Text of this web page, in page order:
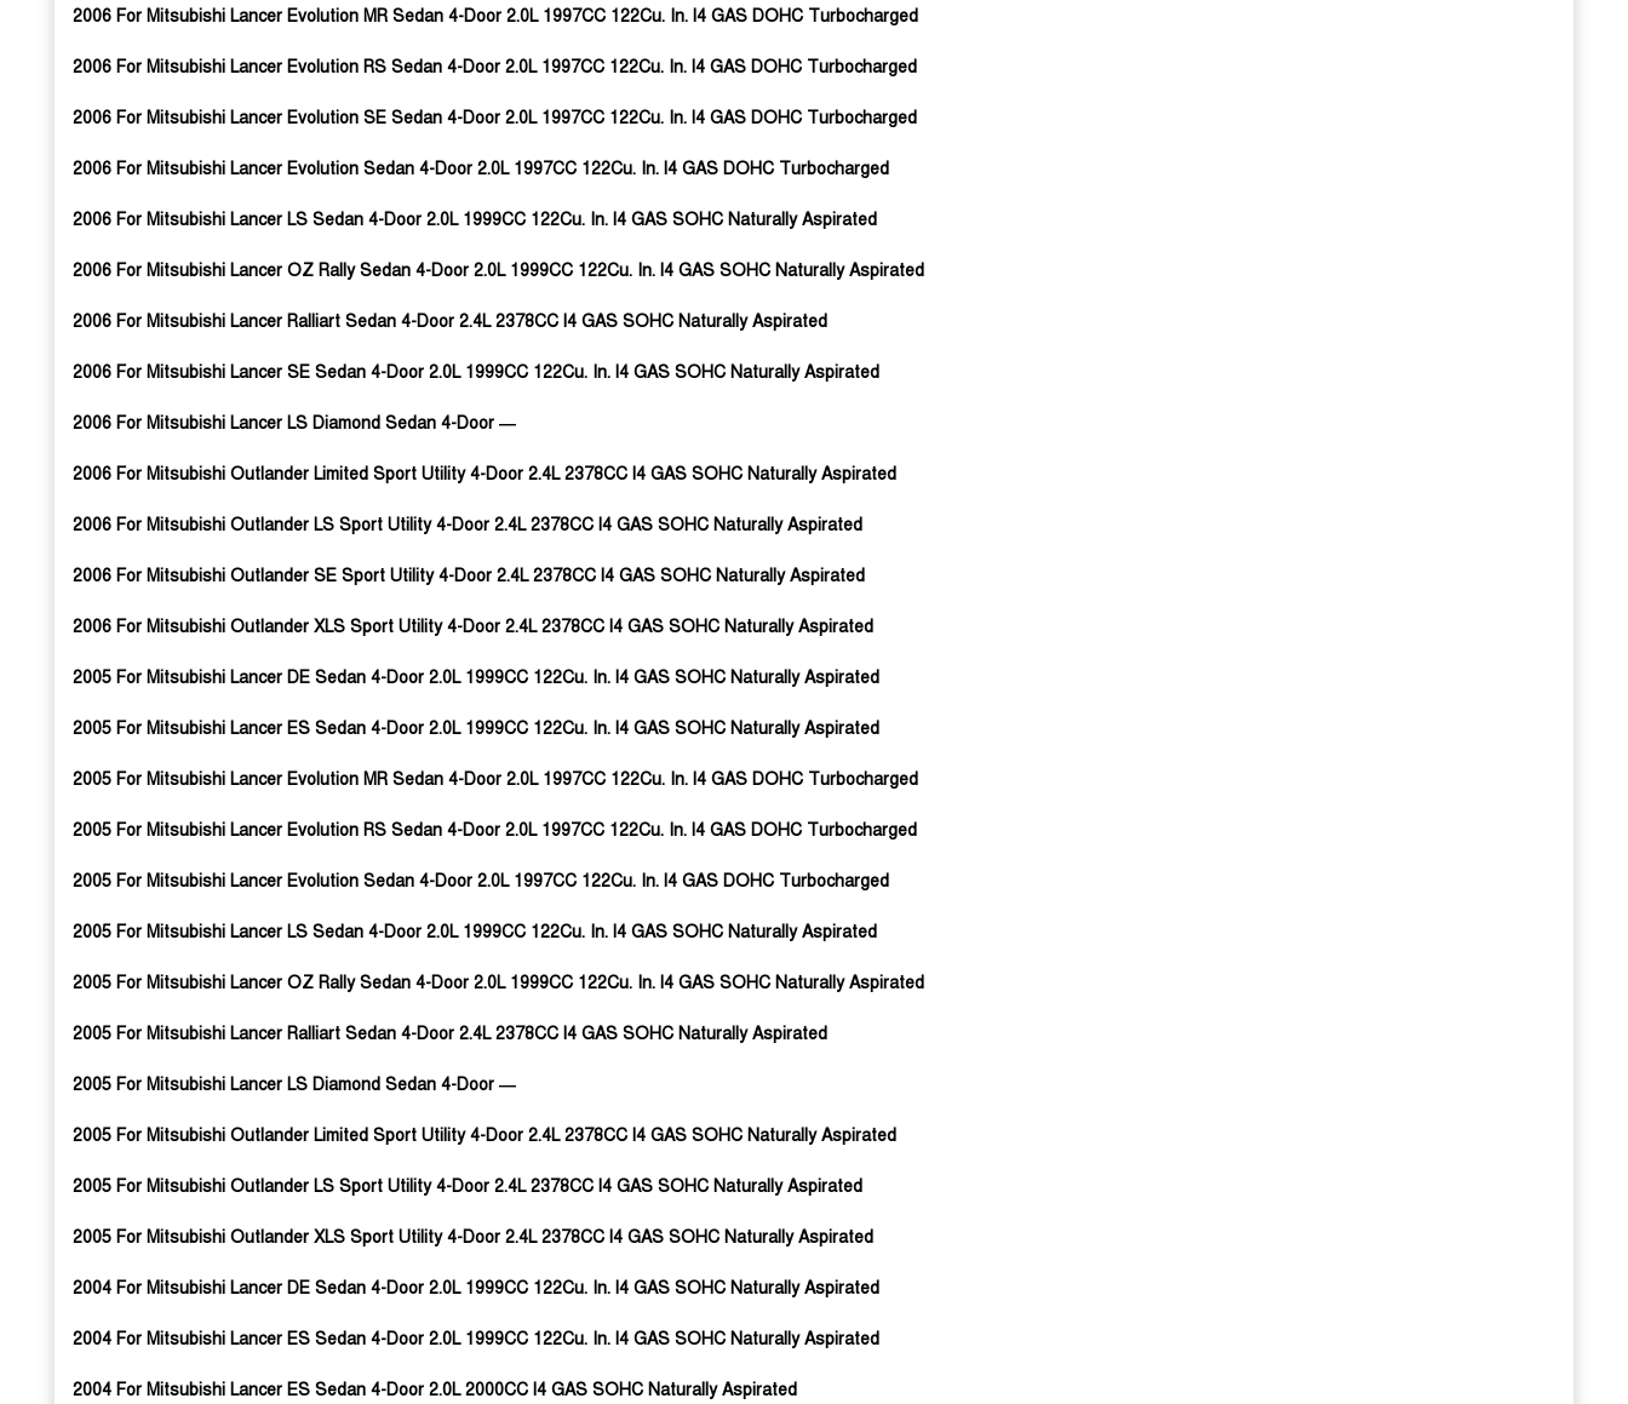
2006 For Mitsubishi Lancer Evolution MR Sedan 4-Door 2.0L 1997CC 122Cu. In. l4 GAS DOHC Turbocharged
2006 For Mitsubishi Lancer Evolution RS Sedan 4-Door 2.0L 1997CC 122Cu. In. l4 GAS DOHC Turbocharged
2006 For Mitsubishi Lancer Evolution SE Sedan 4-Door 2.0L 1997CC 122Cu. In. l4 GAS DOHC Turbocharged
2006 For Mitsubishi Lancer Evolution Sedan 4-Door 2.0L 1997CC 122Cu. In. l4 GAS DOHC Turbocharged
2006 For Mitsubishi Lancer LS Sedan 4-Door 2.0L 1999CC 122Cu. In. l4 GAS SOHC Naturally Aspirated
2006 For Mitsubishi Lancer OZ Rally Sedan 4-Door 2.0L 1999CC 122Cu. In. l4 GAS SOHC Naturally Aspirated
2006 For Mitsubishi Lancer Ralliart Sedan 4-Door 2.4L 2378CC l4 GAS SOHC Naturally Aspirated
2006 For Mitsubishi Lancer SE Sedan 4-Door 2.0L 1999CC 122Cu. In. l4 GAS SOHC Naturally Aspirated
2006 For Mitsubishi Lancer LS Diamond Sedan 4-Door —
2006 For Mitsubishi Outlander Limited Sport Utility 4-Door 2.4L 2378CC l4 GAS SOHC Naturally Aspirated
2006 For Mitsubishi Outlander LS Sport Utility 4-Door 2.4L 2378CC l4 GAS SOHC Naturally Aspirated
2006 For Mitsubishi Outlander SE Sport Utility 4-Door 2.4L 2378CC l4 GAS SOHC Naturally Aspirated
2006 For Mitsubishi Outlander XLS Sport Utility 4-Door 2.4L 2378CC l4 GAS SOHC Naturally Aspirated
2005 For Mitsubishi Lancer DE Sedan 4-Door 2.0L 1999CC 122Cu. In. l4 GAS SOHC Naturally Aspirated
2005 For Mitsubishi Lancer ES Sedan 4-Door 2.0L 1999CC 122Cu. In. l4 GAS SOHC Naturally Aspirated
2005 For Mitsubishi Lancer Evolution MR Sedan 4-Door 2.0L 1997CC 122Cu. In. l4 GAS DOHC Turbocharged
2005 For Mitsubishi Lancer Evolution RS Sedan 4-Door 2.0L 1997CC 122Cu. In. l4 GAS DOHC Turbocharged
2005 For Mitsubishi Lancer Evolution Sedan 4-Door 2.0L 1997CC 122Cu. In. l4 GAS DOHC Turbocharged
2005 For Mitsubishi Lancer LS Sedan 4-Door 2.0L 1999CC 122Cu. In. l4 GAS SOHC Naturally Aspirated
2005 For Mitsubishi Lancer OZ Rally Sedan 4-Door 2.0L 1999CC 122Cu. In. l4 GAS SOHC Naturally Aspirated
2005 For Mitsubishi Lancer Ralliart Sedan 4-Door 2.4L 2378CC l4 GAS SOHC Naturally Aspirated
2005 For Mitsubishi Lancer LS Diamond Sedan 4-Door —
2005 For Mitsubishi Outlander Limited Sport Utility 4-Door 2.4L 2378CC l4 GAS SOHC Naturally Aspirated
2005 For Mitsubishi Outlander LS Sport Utility 4-Door 2.4L 2378CC l4 GAS SOHC Naturally Aspirated
2005 For Mitsubishi Outlander XLS Sport Utility 4-Door 2.4L 2378CC l4 GAS SOHC Naturally Aspirated
2004 For Mitsubishi Lancer DE Sedan 4-Door 2.0L 1999CC 122Cu. In. l4 GAS SOHC Naturally Aspirated
2004 For Mitsubishi Lancer ES Sedan 4-Door 2.0L 1999CC 122Cu. In. l4 GAS SOHC Naturally Aspirated
2004 For Mitsubishi Lancer ES Sedan 4-Door 2.0L 2000CC l4 GAS SOHC Naturally Aspirated